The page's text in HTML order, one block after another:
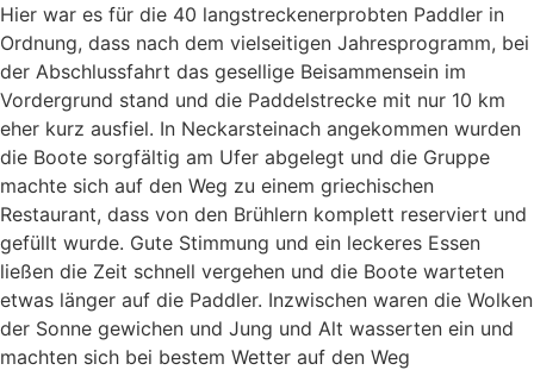
Hier war es für die 40 langstreckenerprobten Paddler in
Ordnung, dass nach dem vielseitigen Jahresprogramm, bei
der Abschlussfahrt das gesellige Beisammensein im
Vordergrund stand und die Paddelstrecke mit nur 10 km
eher kurz ausfiel. In Neckarsteinach angekommen wurden
die Boote sorgfältig am Ufer abgelegt und die Gruppe
machte sich auf den Weg zu einem griechischen
Restaurant, dass von den Brühlern komplett reserviert und
gefüllt wurde. Gute Stimmung und ein leckeres Essen
ließen die Zeit schnell vergehen und die Boote warteten
etwas länger auf die Paddler. Inzwischen waren die Wolken
der Sonne gewichen und Jung und Alt wasserten ein und
machten sich bei bestem Wetter auf den Weg